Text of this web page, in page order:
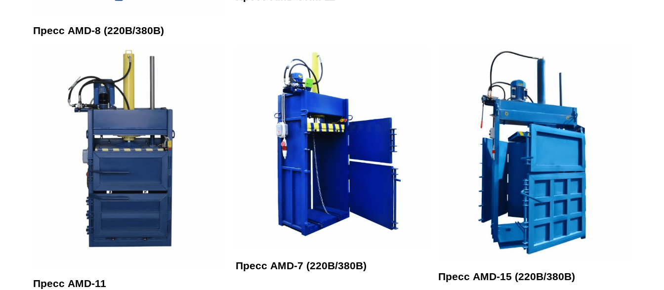
Пресс AMD-8 (220В/380В)
Пресс AMD-11
Пресс AMD-7 (220В/380В)
Пресс AMD-15 (220В/380В)